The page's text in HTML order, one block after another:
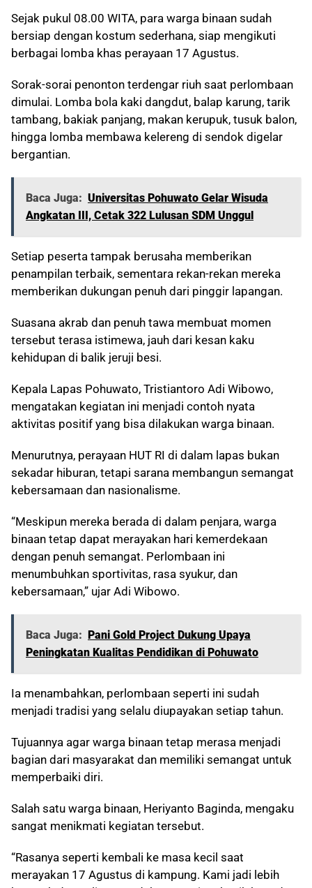
Sejak pukul 08.00 WITA, para warga binaan sudah
bersiap dengan kostum sederhana, siap mengikuti
berbagai lomba khas perayaan 17 Agustus.
Sorak-sorai penonton terdengar riuh saat perlombaan
dimulai. Lomba bola kaki dangdut, balap karung, tarik
tambang, bakiak panjang, makan kerupuk, tusuk balon,
hingga lomba membawa kelereng di sendok digelar
bergantian.
Baca Juga: Universitas Pohuwato Gelar Wisuda
Angkatan III, Cetak 322 Lulusan SDM Unggul
Setiap peserta tampak berusaha memberikan
penampilan terbaik, sementara rekan-rekan mereka
memberikan dukungan penuh dari pinggir lapangan.
Suasana akrab dan penuh tawa membuat momen
tersebut terasa istimewa, jauh dari kesan kaku
kehidupan di balik jeruji besi.
Kepala Lapas Pohuwato, Tristiantoro Adi Wibowo,
mengatakan kegiatan ini menjadi contoh nyata
aktivitas positif yang bisa dilakukan warga binaan.
Menurutnya, perayaan HUT RI di dalam lapas bukan
sekadar hiburan, tetapi sarana membangun semangat
kebersamaan dan nasionalisme.
“Meskipun mereka berada di dalam penjara, warga
binaan tetap dapat merayakan hari kemerdekaan
dengan penuh semangat. Perlombaan ini
menumbuhkan sportivitas, rasa syukur, dan
kebersamaan,” ujar Adi Wibowo.
Baca Juga:
Pani Gold Project Dukung Upaya
Peningkatan Kualitas Pendidikan di Pohuwato
Ia menambahkan, perlombaan seperti ini sudah
menjadi tradisi yang selalu diupayakan setiap tahun.
Tujuannya agar warga binaan tetap merasa menjadi
bagian dari masyarakat dan memiliki semangat untuk
memperbaiki diri.
Salah satu warga binaan, Heriyanto Baginda, mengaku
sangat menikmati kegiatan tersebut.
“Rasanya seperti kembali ke masa kecil saat
merayakan 17 Agustus di kampung. Kami jadi lebih